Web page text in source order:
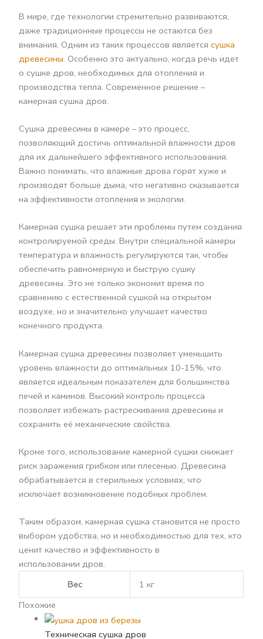
В мире, где технологии стремительно развиваются,
даже традиционные процессы не остаются без
внимания. Одним из таких процессов являетсясушка
древесины. Особенно это актуально, когда речь идет
о сушке дров, необходимых для отопления и
производства тепла. Современное решение –
камерная сушка дров.
Сушка древесины в камере – это процесс,
позволяющий достичь оптимальной влажности дров
для их дальнейшего эффективного использования.
Важно понимать, что влажные дрова горят хуже и
производят больше дыма, что негативно сказывается
на эффективности отопления и экологии.
Камерная сушка решает эти проблемы путем создания
контролируемой среды. Внутри специальной камеры
температура и влажность регулируются так, чтобы
обеспечить равномерную и быструю сушку
древесины. Это не только экономит время по
сравнению с естественной сушкой на открытом
воздухе, но и значительно улучшает качество
конечного продукта.
Камерная сушка древесины позволяет уменьшить
уровень влажности до оптимальных 10-15%, что
является идеальным показателем для большинства
печей и каминов. Высокий контроль процесса
позволяет избежать растрескивания древесины и
сохранить её механические свойства.
Кроме того, использование камерной сушки снижает
риск заражения грибком или плесенью. Древесина
обрабатывается в стерильных условиях, что
исключает возникновение подобных проблем.
Таким образом, камерная сушка становится не просто
выбором удобства, но и необходимостью для тех, кто
ценит качество и эффективность в
использовании дров.
Вес
1 кг
Похожие
Техническая сушка дров